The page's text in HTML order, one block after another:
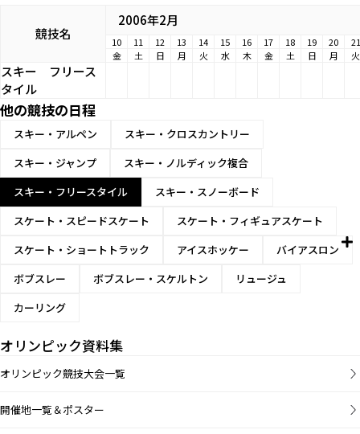
競技名
2006年2月
10 11 12 13 14 15 16 17 18 19 20
21
金
土 日 月 火 水 木 金 土 日 月 火
スキー フリース
タイル
他の競技の日程
スキー・アルペン
スキー・クロスカントリー
スキー・ジャンプ
スキー・ノルディック複合
スキー・フリースタイル
スキー・スノーボード
スケート・スピードスケート
スケート・フィギュアスケート
スケート・ショートトラック
アイスホッケー
バイアスロン
ボブスレー
ボブスレー・スケルトン
リュージュ
カーリング
オリンピック資料集
オリンピック競技大会一覧
開催地一覧＆ポスター